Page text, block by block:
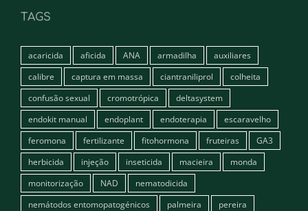
TAGS
acaricida aficida ANA armadilha
auxiliares
calibre
captura em massa ciantraniliprol
colheita
confusão sexual
cromotrópica
deltasystem
endokit manual
endoplant endoterapia
escaravelho
feromona
fertilizante fitohormona fruteiras
GA3
herbicida
injeção inseticida macieira
monda
monitorização
NAD
nematodicida
nemátodos entomopatogénicos
palmeira
pereira